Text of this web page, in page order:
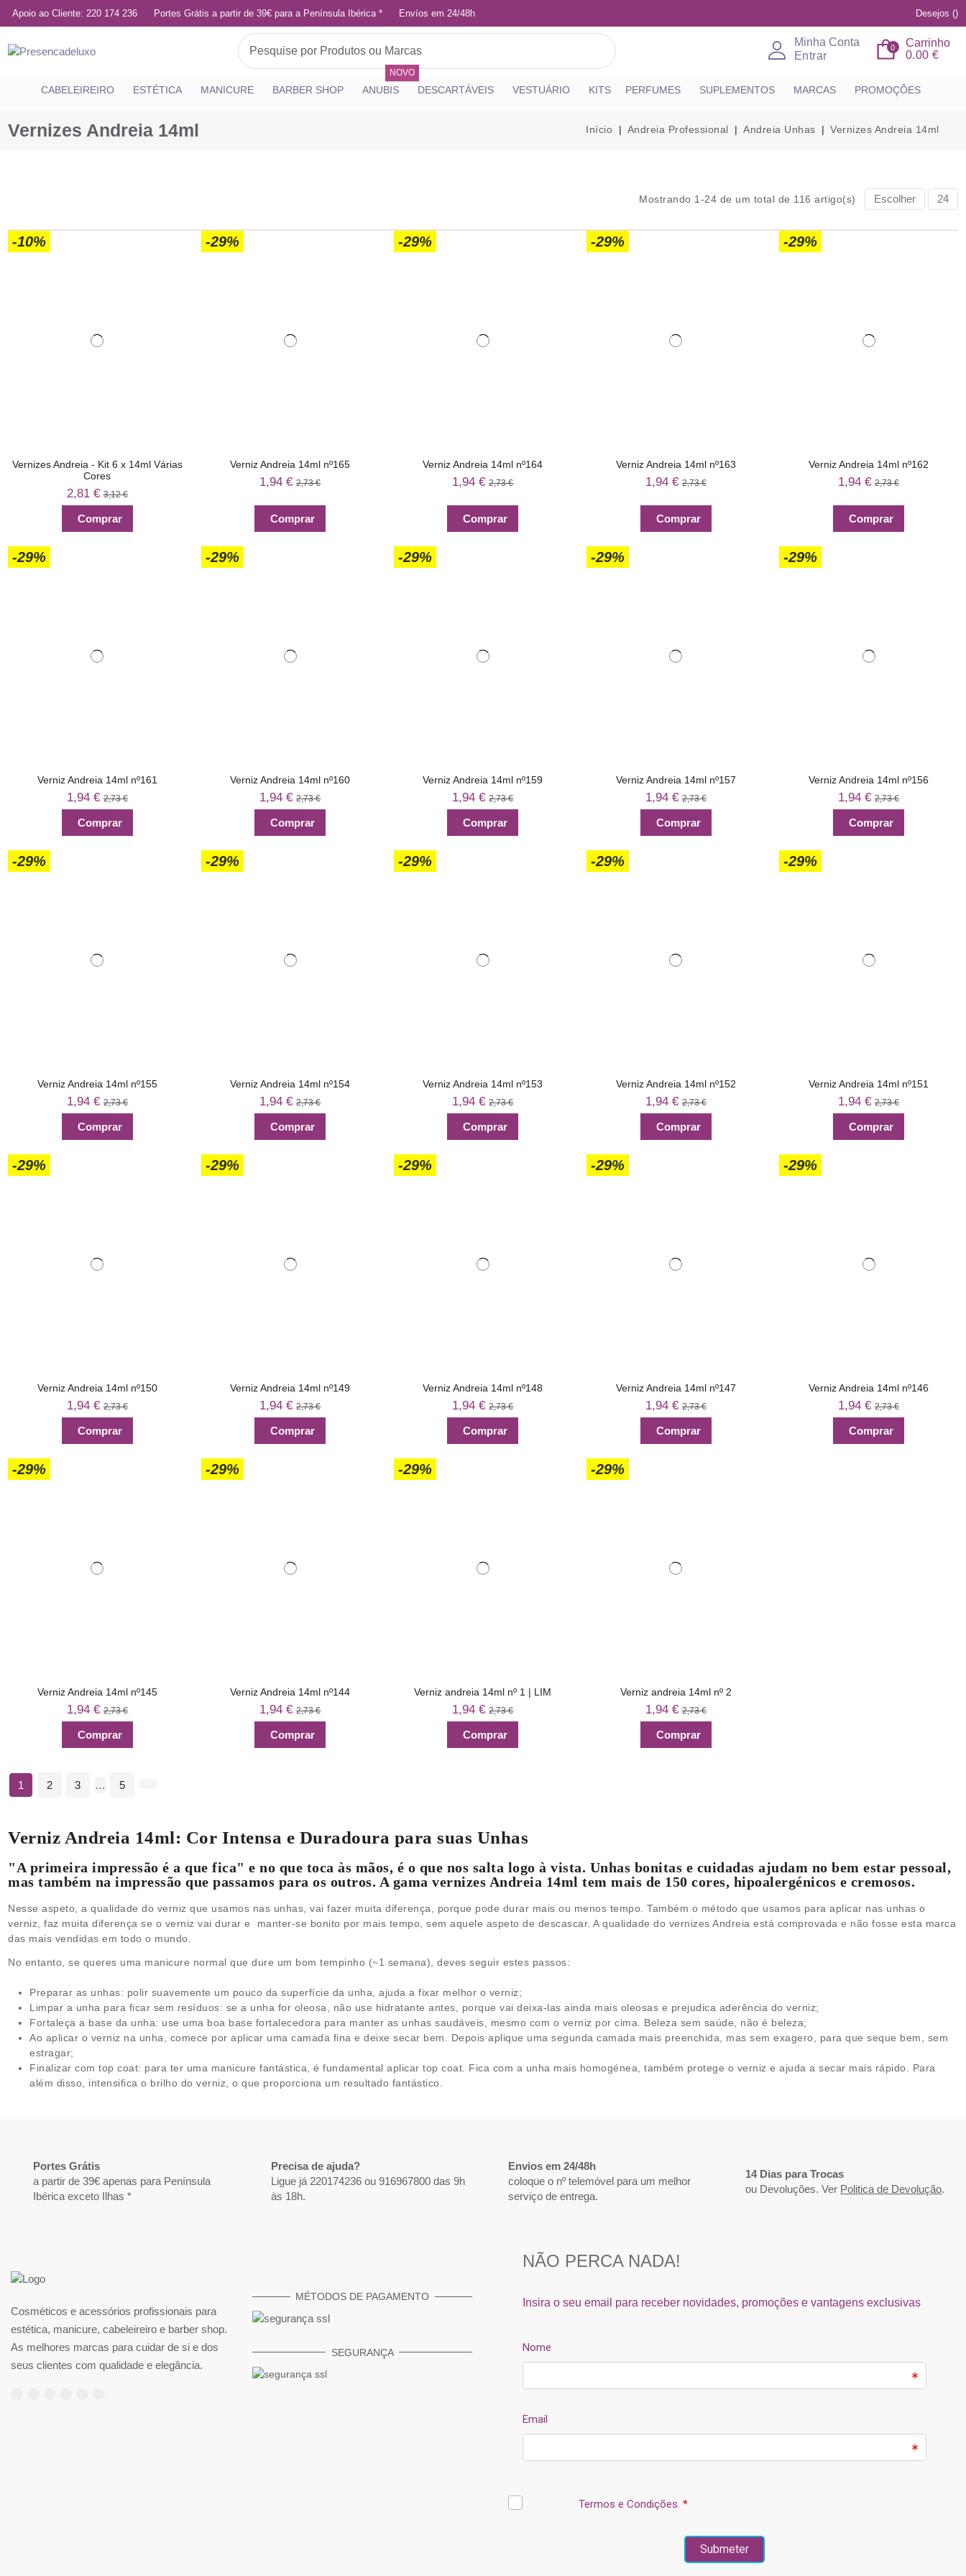
Apoio ao Cliente: 220 174 236 Portes Grátis a partir de 39€ para a Península Ibérica * Envíos em 24/48h Desejos ()
Minha Conta
Entrar
Carrinho
0
0.00 €
CABELEIREIRO ESTÉTICA MANICURE BARBER SHOP ANUBIS
NOVO
DESCARTÁVEIS VESTUÁRIO KITS PERFUMES SUPLEMENTOS MARCAS PROMOÇÕES
Vernizes Andreia 14ml Início Andreia Professional Andreia Unhas Vernizes Andreia 14ml
Mostrando 1-24 de um total de 116 artigo(s) Escolher 24
-10%
Vernizes Andreia - Kit 6 x 14ml Várias
Cores
2,81 € 3,12 €
Comprar
-29%
Verniz Andreia 14ml nº165
1,94 €2,73 €
Comprar
-29%
Verniz Andreia 14ml nº164
1,94 €2,73 €
Comprar
-29%
Verniz Andreia 14ml nº163
1,94 €2,73 €
Comprar
-29%
Verniz Andreia 14ml nº162
1,94 €2,73 €
Comprar
-29%
Verniz Andreia 14ml nº161
1,94 € 2,73 €
Comprar
-29%
Verniz Andreia 14ml nº160
1,94 €2,73 €
Comprar
-29%
Verniz Andreia 14ml nº159
1,94 €2,73 €
Comprar
-29%
Verniz Andreia 14ml nº157
1,94 €2,73 €
Comprar
-29%
Verniz Andreia 14ml nº156
1,94 €2,73 €
Comprar
-29%
Verniz Andreia 14ml nº155
1,94 € 2,73 €
Comprar
-29%
Verniz Andreia 14ml nº154
1,94 €2,73 €
Comprar
-29%
Verniz Andreia 14ml nº153
1,94 €2,73 €
Comprar
-29%
Verniz Andreia 14ml nº152
1,94 €2,73 €
Comprar
-29%
Verniz Andreia 14ml nº151
1,94 €2,73 €
Comprar
-29%
Verniz Andreia 14ml nº150
1,94 € 2,73 €
Comprar
-29%
Verniz Andreia 14ml nº149
1,94 €2,73 €
Comprar
-29%
Verniz Andreia 14ml nº148
1,94 €2,73 €
Comprar
-29%
Verniz Andreia 14ml nº147
1,94 €2,73 €
Comprar
-29%
Verniz Andreia 14ml nº146
1,94 €2,73 €
Comprar
-29%
Verniz Andreia 14ml nº145
1,94 € 2,73 €
Comprar
-29%
Verniz Andreia 14ml nº144
1,94 €2,73 €
Comprar
-29%
Verniz andreia 14ml nº 1 | LIM
1,94 €2,73 €
Comprar
-29%
Verniz andreia 14ml nº 2
1,94 €2,73 €
Comprar
1 2 3 … 5
Verniz Andreia 14ml: Cor Intensa e Duradoura para suas Unhas
"A primeira impressão é a que fica" e no que toca às mãos, é o que nos salta logo à vista. Unhas bonitas e cuidadas ajudam no bem estar pessoal,
mas também na impressão que passamos para os outros. A gama vernizes Andreia 14ml tem mais de 150 cores, hipoalergénicos e cremosos.
Nesse aspeto, a qualidade do verniz que usamos nas unhas, vai fazer muita diferença, porque pode durar mais ou menos tempo. Também o método que usamos para aplicar nas unhas o
verniz, faz muita diferença se o verniz vai durar e manter-se bonito por mais tempo, sem aquele aspeto de descascar. A qualidade do vernizes Andreia está comprovada e não fosse esta marca
das mais vendidas em todo o mundo.
No entanto, se queres uma manicure normal que dure um bom tempinho (~1 semana), deves seguir estes passos:
Preparar as unhas: polir suavemente um pouco da superfície da unha, ajuda a fixar melhor o verniz;
Limpar a unha para ficar sem resíduos: se a unha for oleosa, não use hidratante antes, porque vai deixa-las ainda mais oleosas e prejudica aderência do verniz;
Fortaleça a base da unha: use uma boa base fortalecedora para manter as unhas saudáveis, mesmo com o verniz por cima. Beleza sem saúde, não é beleza;
Ao aplicar o verniz na unha, comece por aplicar uma camada fina e deixe secar bem. Depois aplique uma segunda camada mais preenchida, mas sem exagero, para que seque bem, sem
estragar;
Finalizar com top coat: para ter uma manicure fantástica, é fundamental aplicar top coat. Fica com a unha mais homogénea, também protege o verniz e ajuda a secar mais rápido. Para
além disso, intensifica o brilho do verniz, o que proporciona um resultado fantástico.
Portes Grátis
a partir de 39€ apenas para Península
Ibérica exceto Ilhas *
Precisa de ajuda?
Ligue já 220174236 ou 916967800 das 9h
às 18h.
Envios em 24/48h
coloque o nº telemóvel para um melhor
serviço de entrega.
14 Dias para Trocas
ou Devoluções. Ver Politica de Devolução.
Cosméticos e acessórios profissionais para
estética, manicure, cabeleireiro e barber shop.
As melhores marcas para cuidar de si e dos
seus clientes com qualidade e elegância.
MÉTODOS DE PAGAMENTO
SEGURANÇA